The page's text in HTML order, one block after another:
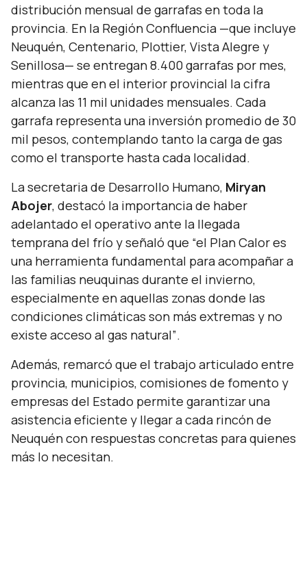
distribución mensual de garrafas en toda la
provincia. En la Región Confluencia —que incluye
Neuquén, Centenario, Plottier, Vista Alegre y
Senillosa— se entregan 8.400 garrafas por mes,
mientras que en el interior provincial la cifra
alcanza las 11 mil unidades mensuales. Cada
garrafa representa una inversión promedio de 30
mil pesos, contemplando tanto la carga de gas
como el transporte hasta cada localidad.
La secretaria de Desarrollo Humano, Miryan
Abojer, destacó la importancia de haber
adelantado el operativo ante la llegada
temprana del frío y señaló que “el Plan Calor es
una herramienta fundamental para acompañar a
las familias neuquinas durante el invierno,
especialmente en aquellas zonas donde las
condiciones climáticas son más extremas y no
existe acceso al gas natural”.
Además, remarcó que el trabajo articulado entre
provincia, municipios, comisiones de fomento y
empresas del Estado permite garantizar una
asistencia eficiente y llegar a cada rincón de
Neuquén con respuestas concretas para quienes
más lo necesitan.